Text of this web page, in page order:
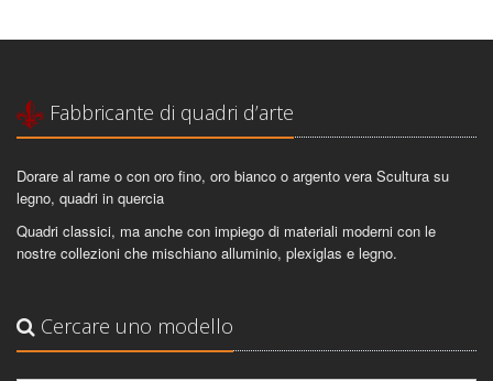
Fabbricante di quadri d’arte
Dorare al rame o con oro fino, oro bianco o argento vera Scultura su
legno, quadri in quercia
Quadri classici, ma anche con impiego di materiali moderni con le
nostre collezioni che mischiano alluminio, plexiglas e legno.
Cercare uno modello